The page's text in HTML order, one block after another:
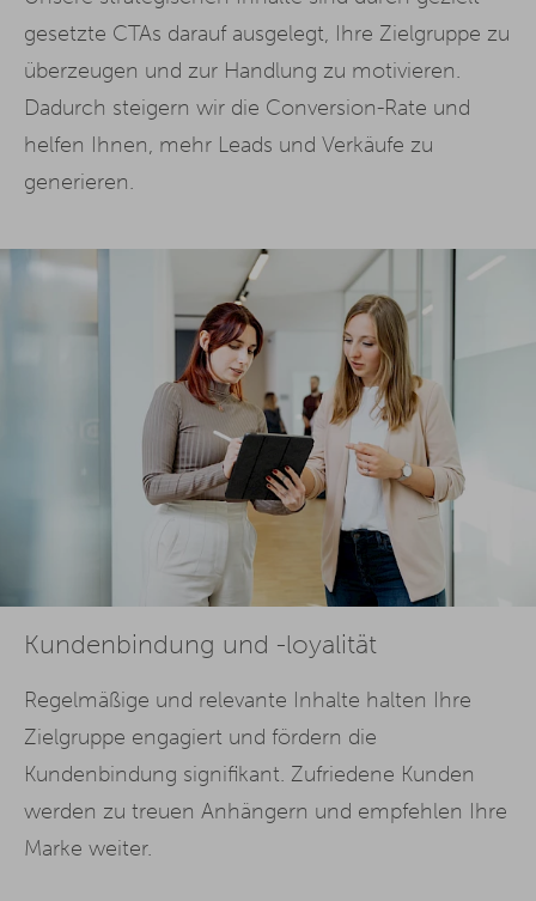
gesetzte CTAs darauf ausgelegt, Ihre Zielgruppe zu
überzeugen und zur Handlung zu motivieren.
Dadurch steigern wir die Conversion-Rate und
helfen Ihnen, mehr Leads und Verkäufe zu
generieren.
Kundenbindung und -loyalität
Regelmäßige und relevante Inhalte halten Ihre
Zielgruppe engagiert und fördern die
Kundenbindung signifikant. Zufriedene Kunden
werden zu treuen Anhängern und empfehlen Ihre
Marke weiter.